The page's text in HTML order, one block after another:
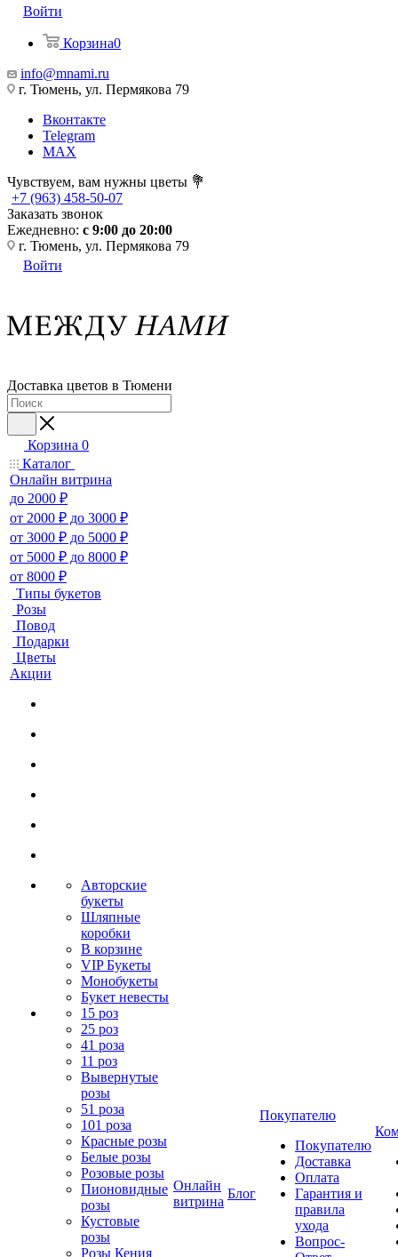
Войти
Корзина0
info@mnami.ru
г. Тюмень, ул. Пермякова 79
Вконтакте
Telegram
MAX
Чувствуем, вам нужны цветы 💐
+7 (963) 458-50-07
Заказать звонок
Ежедневно: с 9:00 до 20:00
г. Тюмень, ул. Пермякова 79
Войти
Доставка цветов в Тюмени
Корзина 0
Каталог
Онлайн витрина
до 2000 ₽
от 2000 ₽ до 3000 ₽
от 3000 ₽ до 5000 ₽
от 5000 ₽ до 8000 ₽
от 8000 ₽
Типы букетов
Розы
Повод
Подарки
Цветы
Акции
Авторские
букеты
Шляпные
коробки
В корзине
VIP Букеты
Монобукеты
Букет невесты
15 роз
25 роз
41 роза
11 роз
Вывернутые
розы
51 роза
101 роза
Красные розы
Белые розы
Розовые розы
Пионовидные
розы
Кустовые
розы
Розы Кения
Онлайн
витрина
Блог
Покупателю
Покупателю
Доставка
Оплата
Гарантия и
правила
ухода
Вопрос-